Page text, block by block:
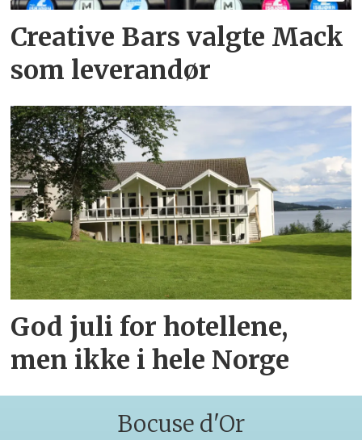
Creative Bars valgte Mack
som leverandør
God juli for hotellene,
men ikke i hele Norge
Bocuse d'Or